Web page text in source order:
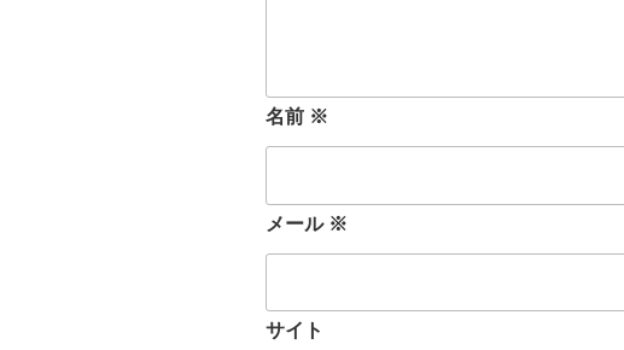
名前 ※
メール ※
サイト